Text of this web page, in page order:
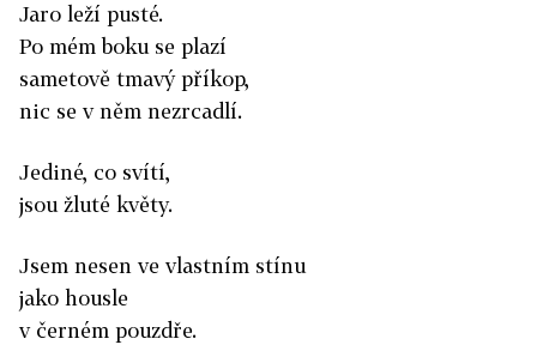
Jaro leží pusté.
Po mém boku se plazí
sametově tmavý příkop,
nic se v něm nezrcadlí.
Jediné, co svítí,
jsou žluté květy.
Jsem nesen ve vlastním stínu
jako housle
v černém pouzdře.